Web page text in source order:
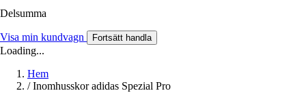
Delsumma
Visa min kundvagn Fortsätt handla
Loading...
Hem
/ Inomhusskor adidas Spezial Pro